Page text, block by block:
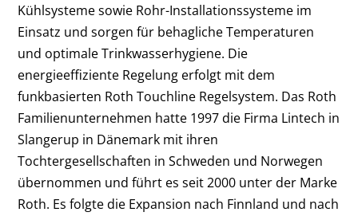
Kühlsysteme sowie Rohr-Installationssysteme im
Einsatz und sorgen für behagliche Temperaturen
und optimale Trinkwasserhygiene. Die
energieeffiziente Regelung erfolgt mit dem
funkbasierten Roth Touchline Regelsystem. Das Roth
Familienunternehmen hatte 1997 die Firma Lintech in
Slangerup in Dänemark mit ihren
Tochtergesellschaften in Schweden und Norwegen
übernommen und führt es seit 2000 unter der Marke
Roth. Es folgte die Expansion nach Finnland und nach